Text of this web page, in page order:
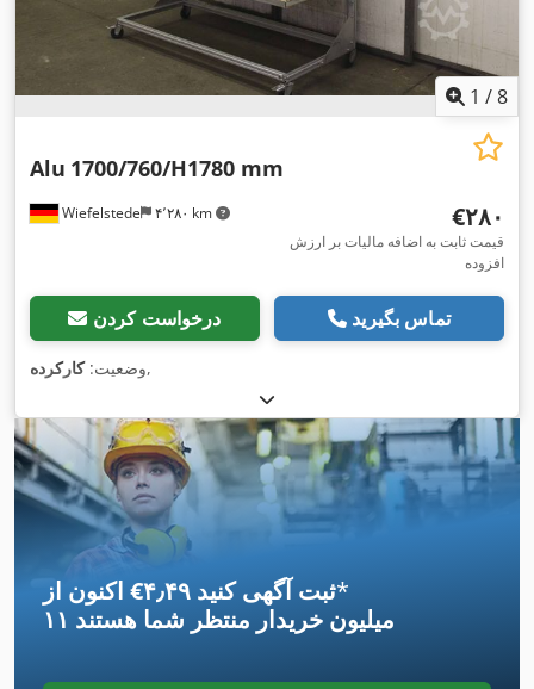
1 /8
Wiefelstede ۴٬۲۸۰ km
Alu 1700/760/H1780 mm
‎€۲۸۰
قیمت ثابت به اضافه مالیات بر ارزش
افزوده
درخواست کردن تماس بگیرید
وضعیت:کارکرده ,
اکنون از ‎€۴٫۴۹ ثبت آگهی کنید*
۱۱ میلیون خریدار منتظر شما هستند